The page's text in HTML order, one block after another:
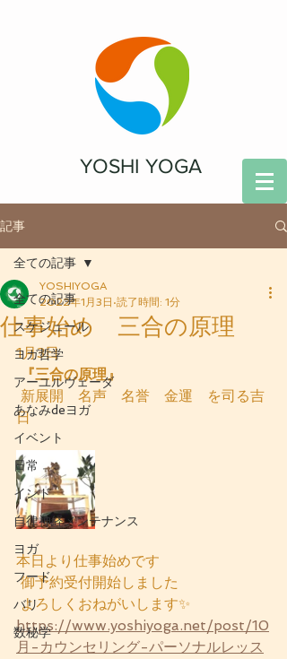
YOSHI YOGA
記事
全ての記事
スケジュール
ヨガ哲学
アーユルヴェーダ
あなみdeヨガ
イベント
日常
インド
自律神経メンテナンス
ヨガ
フード
バリ
数秘学
全ての記事
仕事始め 三合の原理
YOSHIYOGA
2022年1月3日 読了時間: 1分
1月3日
『三合の原理』
日
本日より仕事始めです
御予約受付開始しました
よろしくおねがいします✨
https://www.yoshiyoga.net/post/10
月-カウンセリング-パーソナルレッス